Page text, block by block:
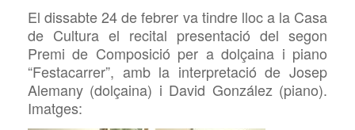
El dissabte 24 de febrer va tindre lloc a la Casa
de Cultura el recital presentació del segon
Premi de Composició per a dolçaina i piano
“Festacarrer”, amb la interpretació de Josep
Alemany (dolçaina) i David González (piano).
Imatges: